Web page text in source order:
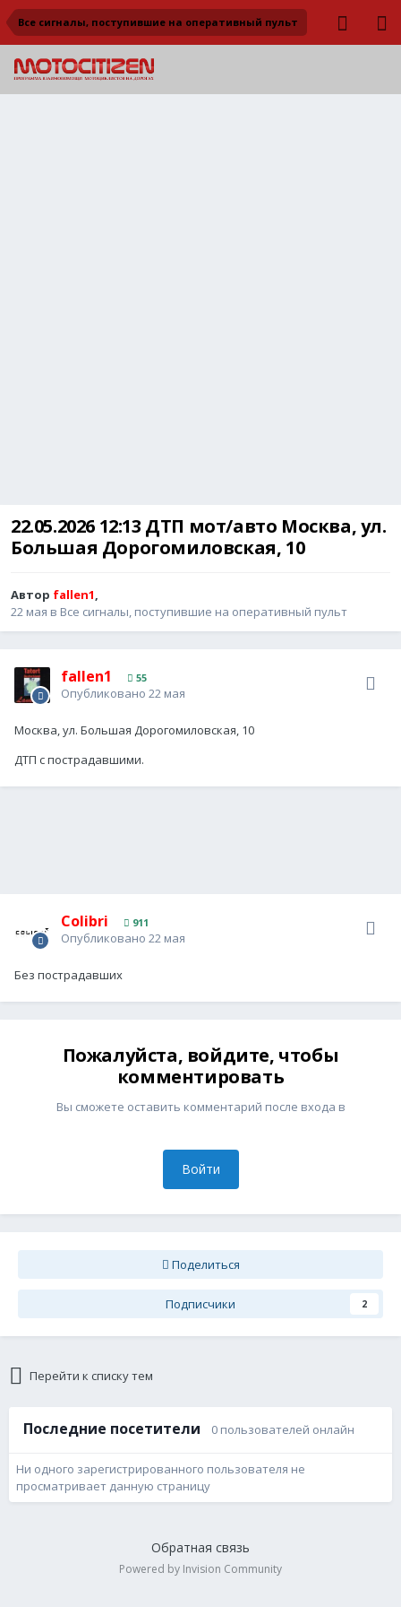
Все сигналы, поступившие на оперативный пульт
22.05.2026 12:13 ДТП мот/авто Москва, ул.
Большая Дорогомиловская, 10
Автор fallen1,
22 мая в Все сигналы, поступившие на оперативный пульт
fallen1 55
Опубликовано 22 мая
Москва, ул. Большая Дорогомиловская, 10
ДТП с пострадавшими.
Colibri 911
Опубликовано 22 мая
Без пострадавших
Пожалуйста, войдите, чтобы
комментировать
Вы сможете оставить комментарий после входа в
Войти
Поделиться
Подписчики 2
Перейти к списку тем
Последние посетители 0 пользователей онлайн
Ни одного зарегистрированного пользователя не
просматривает данную страницу
Обратная связь
Powered by Invision Community